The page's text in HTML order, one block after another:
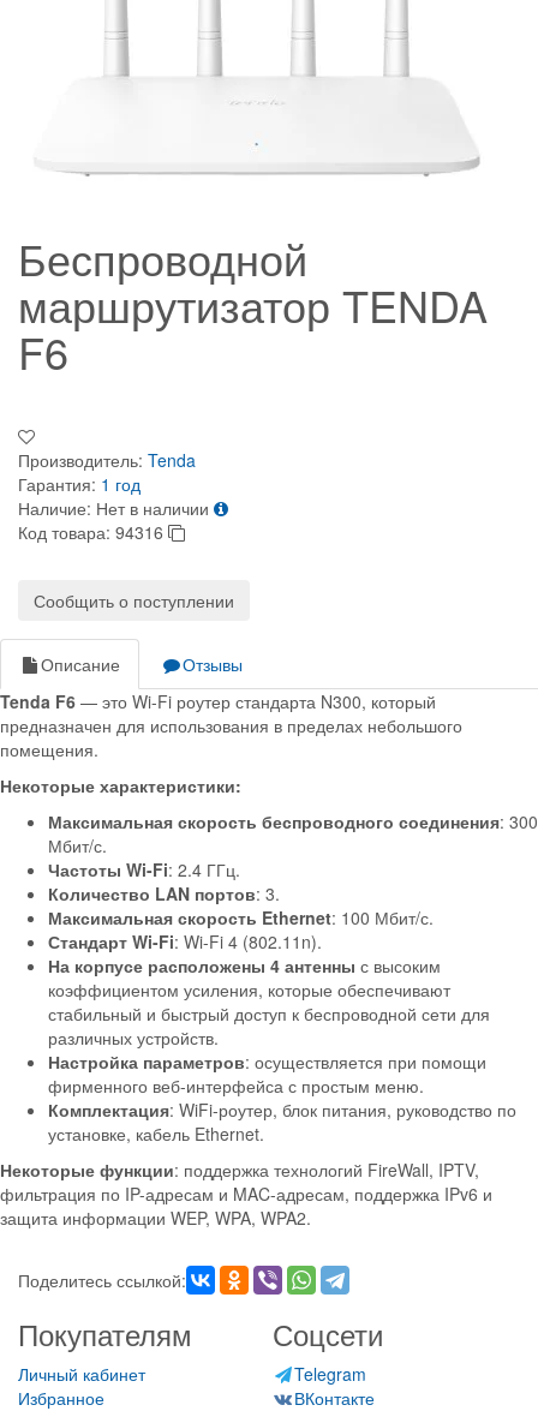
Беспроводной
маршрутизатор TENDA
F6
Производитель: Tenda
Гарантия: 1 год
Наличие: Нет в наличии
Код товара: 94316
Сообщить о поступлении
Описание
Отзывы
Tenda F6 — это Wi-Fi роутер стандарта N300, который
предназначен для использования в пределах небольшого
помещения.
Некоторые характеристики:
Максимальная скорость беспроводного соединения: 300
Мбит/с.
Частоты Wi-Fi: 2.4 ГГц.
Количество LAN портов: 3.
Максимальная скорость Ethernet: 100 Мбит/с.
Стандарт Wi-Fi: Wi-Fi 4 (802.11n).
На корпусе расположены 4 антенны с высоким
коэффициентом усиления, которые обеспечивают
стабильный и быстрый доступ к беспроводной сети для
различных устройств.
Настройка параметров: осуществляется при помощи
фирменного веб-интерфейса с простым меню.
Комплектация: WiFi-роутер, блок питания, руководство по
установке, кабель Ethernet.
Некоторые функции: поддержка технологий FireWall, IPTV,
фильтрация по IP-адресам и MAC-адресам, поддержка IPv6 и
защита информации WEP, WPA, WPA2.
Поделитесь ссылкой:
Покупателям
Личный кабинет
Избранное
Соцсети
Telegram
ВКонтакте